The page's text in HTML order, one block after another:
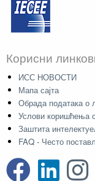
Корисни
ИСС НОВОСТИ
Мапа сајта
Обрада података о
Услови коришћења
Заштита
FAQ - Често